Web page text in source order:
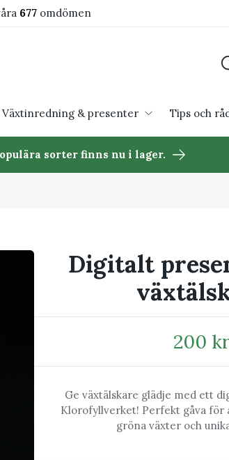
677omdömen
Växtinredning & presenter Tips och
sorter finns nu i lager.
Digitalt
200
Ge växtälskare glädje med ett
Klorofyllverket! Perfekt gåva för
gröna växter och